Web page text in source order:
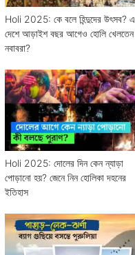
Holi 2025: কে বলে হিন্দুদের উৎসব? এ
দেশে আড়াইশ বছর আগেও হোলি খেলতেন
নবাবরা?
Holi 2025: দোলের দিন কেন ন্যাড়া
পোড়ানো হয়? জেনে নিন হোলিকা দহনের
ইতিহাস